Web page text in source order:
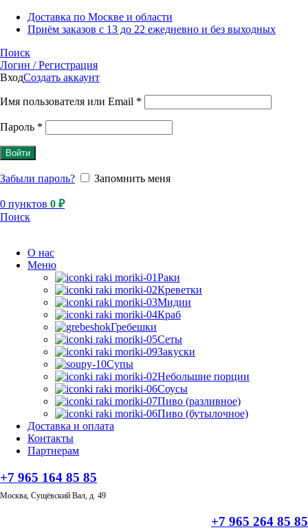
Доставка по Москве и области
Приём заказов с 13 до 22 ежедневно и без выходных
Поиск
Логин / Регистрация
ВходСоздать аккаунт
Имя пользователя или Email *
Пароль *
Войти
Забыли пароль? Запомнить меня
0 пунктов 0 ₽
Поиск
О нас
Меню
Раки
Креветки
Мидии
Краб
Гребешки
Сеты
Закуски
Супы
Небольшие порции
Соусы
Пиво (разливное)
Пиво (бутылочное)
Доставка и оплата
Контакты
Партнерам
+7 965 164 85 85
Москва, Сущёвский Вал, д. 49
+7 965 264 85 85